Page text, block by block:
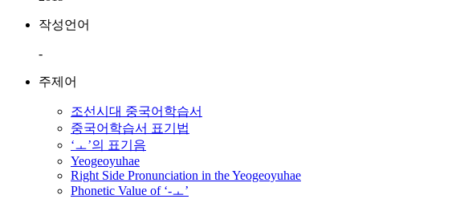
작성언어
-
주제어
조선시대 중국어학습서
중국어학습서 표기법
‘ㅗ’의 표기음
Yeogeoyuhae
Right Side Pronunciation in the Yeogeoyuhae
Phonetic Value of ‘-ㅗ’